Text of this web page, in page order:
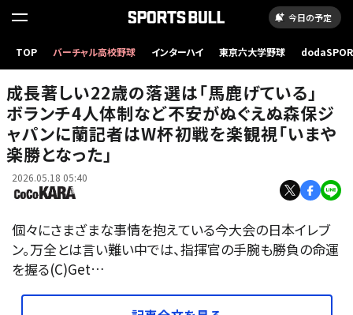
今日の予定
TOP バーチャル高校野球 インターハイ 東京六大学野球
成長著しい22歳の落選は「馬鹿げている」
ボランチ4人体制など不安がぬぐえぬ森保ジ
ャパンに蘭記者はW杯初戦を楽観視「いまや
楽勝となった」
2026.05.18 05:40
個々にさまざまな事情を抱えている今大会の日本イレブ
ン。万全とは言い難い中では、指揮官の手腕も勝負の命運
を握る(C)Get…